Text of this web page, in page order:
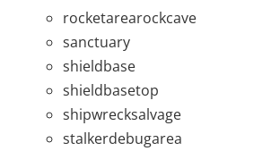
rocketarearockcave
sanctuary
shieldbase
shieldbasetop
shipwrecksalvage
stalkerdebugarea